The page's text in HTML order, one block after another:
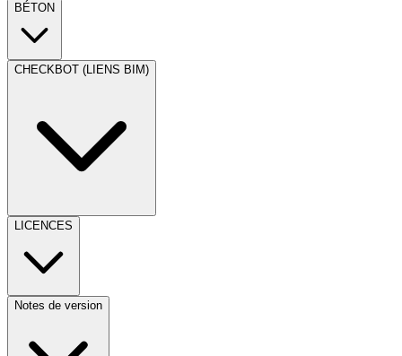
BÉTON
CHECKBOT (LIENS BIM)
LICENCES
Notes de version